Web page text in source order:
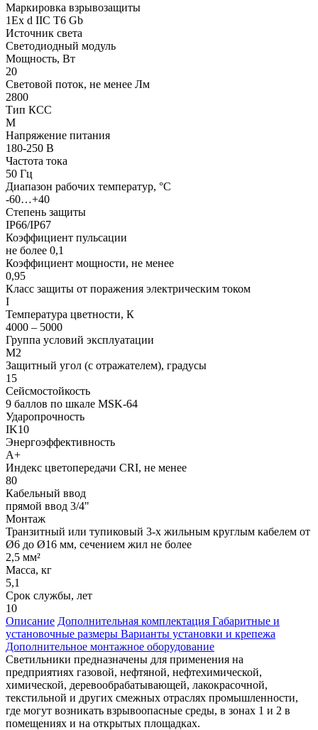
Маркировка взрывозащиты
1Ex d IIC T6 Gb
Источник света
Светодиодный модуль
Мощность, Вт
20
Световой поток, не менее Лм
2800
Тип КСС
М
Напряжение питания
180-250 В
Частота тока
50 Гц
Диапазон рабочих температур, °С
-60…+40
Степень защиты
IP66/IP67
Коэффициент пульсации
не более 0,1
Коэффициент мощности, не менее
0,95
Класс защиты от поражения электрическим током
I
Температура цветности, К
4000 – 5000
Группа условий эксплуатации
М2
Защитный угол (с отражателем), градусы
15
Сейсмостойкость
9 баллов по шкале МSK-64
Ударопрочность
IK10
Энергоэффективность
А+
Индекс цветопередачи CRI, не менее
80
Кабельный ввод
прямой ввод 3/4"
Монтаж
Транзитный или тупиковый 3-х жильным круглым кабелем от
Ø6 до Ø16 мм, сечением жил не более
2,5 мм²
Масса, кг
5,1
Срок службы, лет
10
Описание Дополнительная комплектация Габаритные и
установочные размеры Варианты установки и крепежа
Дополнительное монтажное оборудование
Светильники предназначены для применения на
предприятиях газовой, нефтяной, нефтехимической,
химической, деревообрабатывающей, лакокрасочной,
текстильной и других смежных отраслях промышленности,
где могут возникать взрывоопасные среды, в зонах 1 и 2 в
помещениях и на открытых площадках.